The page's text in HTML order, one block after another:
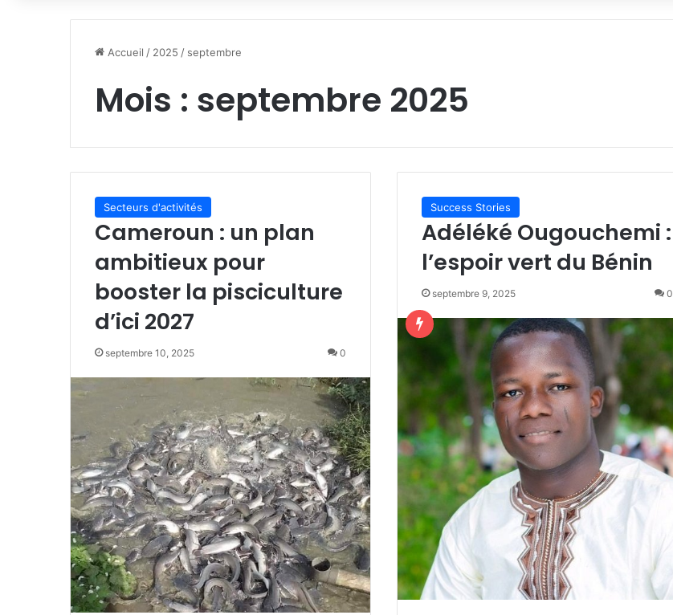
Accueil / 2025 / septembre
Mois : septembre 2025
Secteurs d'activités
Cameroun : un plan
ambitieux pour
booster la pisciculture
d’ici 2027
septembre 10, 2025 0
Success Stories
Adéléké Ougouchemi :
l’espoir vert du Bénin
septembre 9, 2025 0